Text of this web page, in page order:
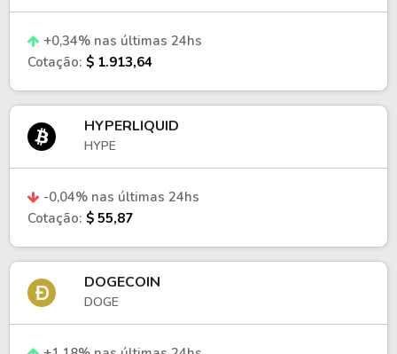
+0,34% nas últimas 24hs
Cotação: $ 1.913,64
HYPERLIQUID
HYPE
-0,04% nas últimas 24hs
Cotação: $ 55,87
DOGECOIN
DOGE